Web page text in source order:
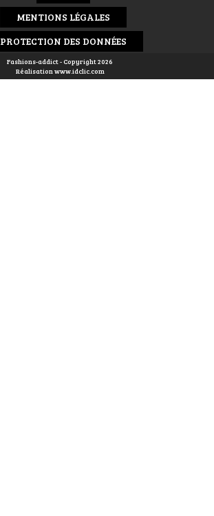
MENTIONS LÉGALES
PROTECTION DES DONNÉES
Fashions-addict - Copyright 2026
Réalisationwww.idclic.com